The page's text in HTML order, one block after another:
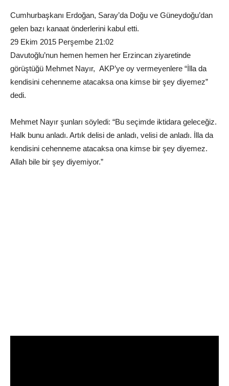
Cumhurbaşkanı Erdoğan, Saray’da Doğu ve Güneydoğu’dan
gelen bazı kanaat önderlerini kabul etti.
29 Ekim 2015 Perşembe 21:02
Davutoğlu’nun hemen hemen her Erzincan ziyaretinde
görüştüğü Mehmet Nayır, AKP’ye oy vermeyenlere “İlla da
kendisini cehenneme atacaksa ona kimse bir şey diyemez”
dedi.
Mehmet Nayır şunları söyledi: “Bu seçimde iktidara geleceğiz.
Halk bunu anladı. Artık delisi de anladı, velisi de anladı. İlla da
kendisini cehenneme atacaksa ona kimse bir şey diyemez.
Allah bile bir şey diyemiyor.”